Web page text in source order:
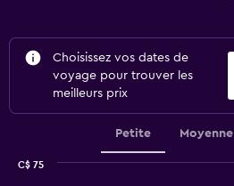
Choisissez vos dates de
voyage pour trouver les
meilleurs prix
Petite Moyenne
C$ 75